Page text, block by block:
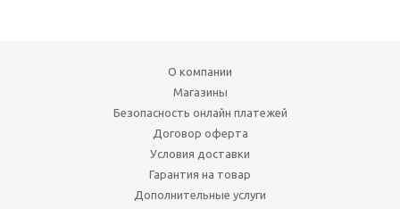
О компании
Магазины
Безопасность онлайн платежей
Договор оферта
Условия доставки
Гарантия на товар
Дополнительные услуги